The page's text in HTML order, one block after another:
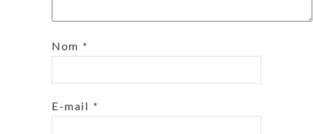
Nom *
E-mail *